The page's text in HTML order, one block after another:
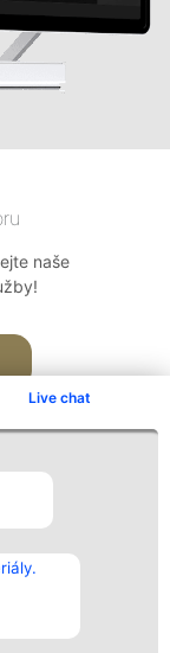
Live chat
naše